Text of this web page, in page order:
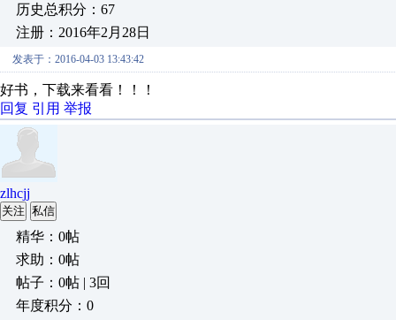
历史总积分：67
注册：2016年2月28日
发表于：2016-04-03 13:43:42
好书，下载来看看！！！
回复 引用 举报
zlhcjj
关注 私信
精华：0帖
求助：0帖
帖子：0帖 | 3回
年度积分：0